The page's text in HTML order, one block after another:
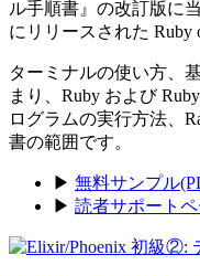
ル手順書』の改訂版に
にリリースされた Ruby
ターミナルの使い方、
まり、Ruby および
ログラムの実行方法、
書の範囲です。
▶ 無料サンプル
▶ 読者サポート